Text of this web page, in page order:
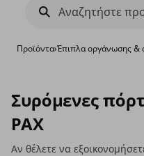
Προϊόντα›Έπιπλα οργάνωσης &
Συρόμενες
PAX
Αν θέλετε να